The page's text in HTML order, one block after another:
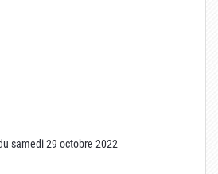
samedi 29 octobre 2022